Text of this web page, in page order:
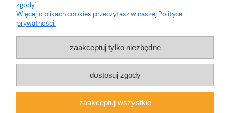
Pomoc
Moje konto
zgody".
Więcej o plikach cookies przeczytasz w naszej Polityce
prywatności.
zaakceptuj tylko niezbędne
dostosuj zgody
zaakceptuj wszystkie